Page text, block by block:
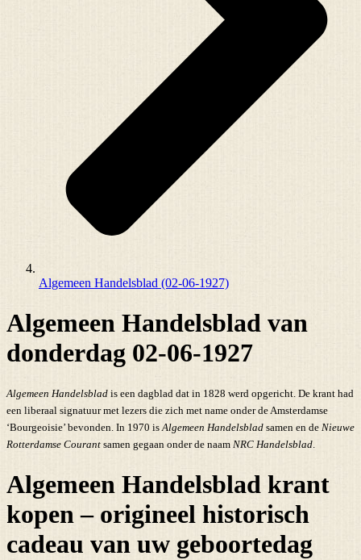
Algemeen Handelsblad (02-06-1927)
Algemeen Handelsblad van
donderdag 02-06-1927
Algemeen Handelsblad is een dagblad dat in 1828 werd opgericht. De krant had
een liberaal signatuur met lezers die zich met name onder de Amsterdamse
‘Bourgeoisie’ bevonden. In 1970 is Algemeen Handelsblad samen en de Nieuwe
Rotterdamse Courant samen gegaan onder de naam NRC Handelsblad
Algemeen Handelsblad krant
kopen – origineel historisch
cadeau van uw geboortedag